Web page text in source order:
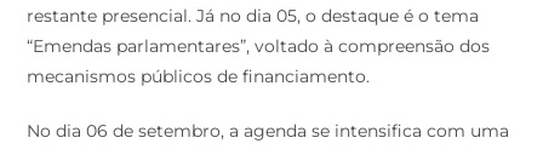
restante presencial. Já no dia 05, o destaque é o tema
“Emendas parlamentares”, voltado à compreensão dos
mecanismos públicos de financiamento.
No dia 06 de setembro, a agenda se intensifica com uma